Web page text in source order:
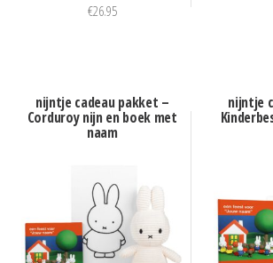
€26.95
nijntje cadeau pakket –
Corduroy nijn en boek met
naam
nijntje